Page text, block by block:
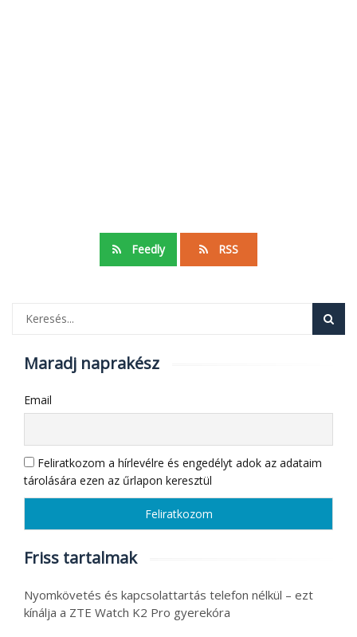
Feedly RSS
Maradj naprakész
Email
Feliratkozom a hírlevélre és engedélyt adok az adataim
tárolására ezen az űrlapon keresztül
Friss tartalmak
Nyomkövetés és kapcsolattartás telefon nélkül – ezt
kínálja a ZTE Watch K2 Pro gyerekóra